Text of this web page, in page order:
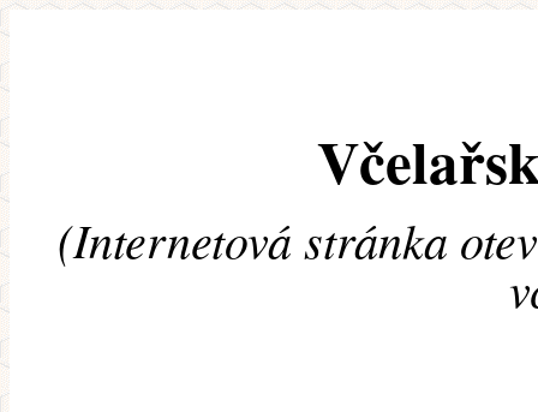
(Internetová stránka